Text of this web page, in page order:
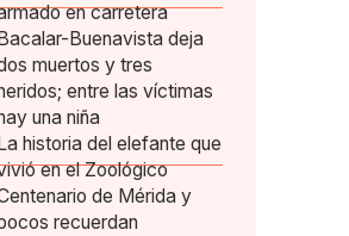
en carretera
Bacalar-Buenavista deja
muertos y tres
heridos; entre las víctimas
hay una niña
La historia del elefante que
en el Zoológico
de Mérida y
recuerdan